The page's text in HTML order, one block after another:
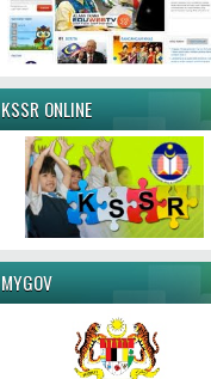
KSSR ONLINE
MYGOV